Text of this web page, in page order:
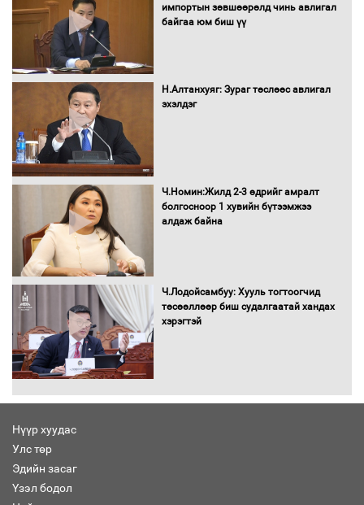
борлуулалтыг нээлттэй ил тод
болгоно
Монгол Улс “COP17”-д “Тал хээрийн
төлөвлөгөө”-гөө танилцуулна
худалдан авах журмыг баталлаа
шилжиж, найр наадам, зөвлөгөөн,
гадаад томилолтыг хориглолоо
импортын зөвшөөрөлд чинь авлигал
байгаа юм биш үү
Н.Алтанхуяг: Зураг төслөөс авлигал
эхэлдэг
Ч.Номин:Жилд 2-3 өдрийг амралт
болгосноор 1 хувийн бүтээмжээ
алдаж байна
Ч.Лодойсамбуу: Хууль тогтоогчид
төсөөллөөр биш судалгаатай хандах
хэрэгтэй
Нүүр хуудас
Улс төр
Эдийн засаг
Үзэл бодол